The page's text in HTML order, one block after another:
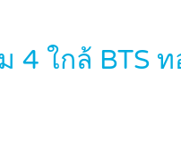
4 ใกล้ BTS